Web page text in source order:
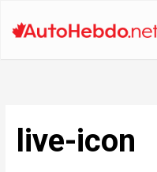
live-icon